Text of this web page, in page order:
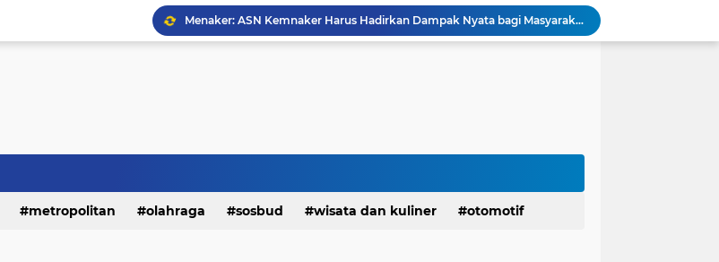
Menaker: ASN Kemnaker Harus Hadirkan Dampak Nyata bagi Masyarakat
DPRD dan Gubernur Jawa Barat Menyepakati Rancangan KUA-PPAS APBD Tahun Anggaran 2027
Pemkot Siapkan 100 Armada Pengangkut Sampah Bila TPPAS Legok Nangka Beroperasi
KDM Fokus Rampungkan Pemenuhan Layanan Dasar dan Konektivitas Wilayah pada 2027
metropolitan olahraga sosbud wisata dan kuliner otomotif